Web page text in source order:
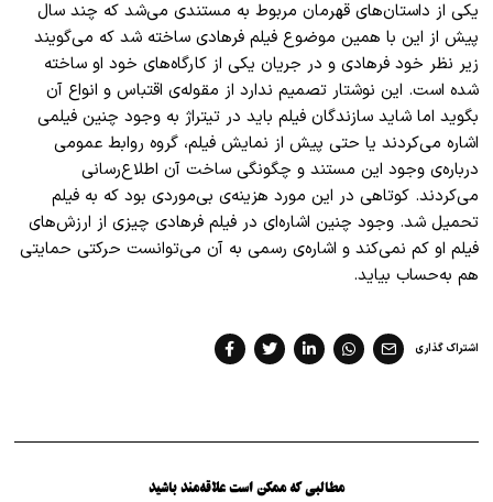
یکی از داستان‌های قهرمان مربوط به مستندی می‌شد که چند سال
پیش از این با همین موضوع فیلم فرهادی ساخته شد که می‌گویند
زیر نظر خود فرهادی و در جریان یکی از کارگاه‌های خود او ساخته
شده است. این نوشتار تصمیم ندارد از مقوله‌ی اقتباس و انواع آن
بگوید اما شاید سازندگان فیلم باید در تیتراژ به وجود چنین فیلمی
اشاره می‌کردند یا حتی پیش از نمایش فیلم، گروه روابط عمومی
درباره‌ی وجود این مستند و چگونگی ساخت آن اطلاع‌رسانی
می‌کردند. کوتاهی در این مورد هزینه‌ی بی‌موردی بود که به فیلم
تحمیل شد. وجود چنین اشاره‌ای در فیلم فرهادی چیزی از ارزش‌های
فیلم او کم نمی‌کند و اشاره‌ی رسمی به آن می‌توانست حرکتی حمایتی
هم به‌حساب بیاید.
اشتراک گذاری
مطالبی که ممکن است علاقه‌مند باشید